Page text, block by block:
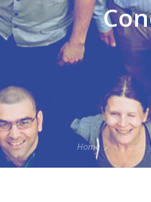
Home Archive